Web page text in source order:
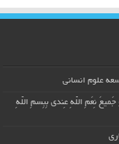
علوم انسانی
نِعَمِ اللّهِ عِندی بِبِسمِ اللّهِ